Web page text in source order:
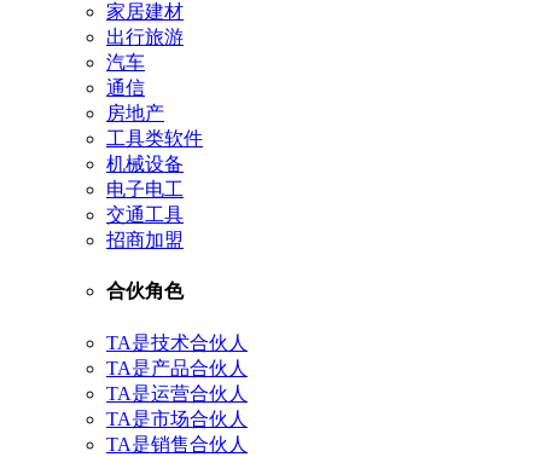
家居建材
出行旅游
汽车
通信
房地产
工具类软件
机械设备
电子电工
交通工具
招商加盟
合伙角色
TA是技术合伙人
TA是产品合伙人
TA是运营合伙人
TA是市场合伙人
TA是销售合伙人